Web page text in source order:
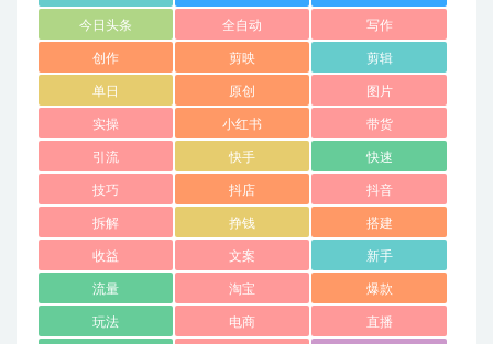
今日头条 全自动 写作
创作 剪映 剪辑
单日 原创 图片
实操 小红书 带货
引流 快手 快速
技巧 抖店 抖音
拆解 挣钱 搭建
收益 文案 新手
流量 淘宝 爆款
玩法 电商 直播